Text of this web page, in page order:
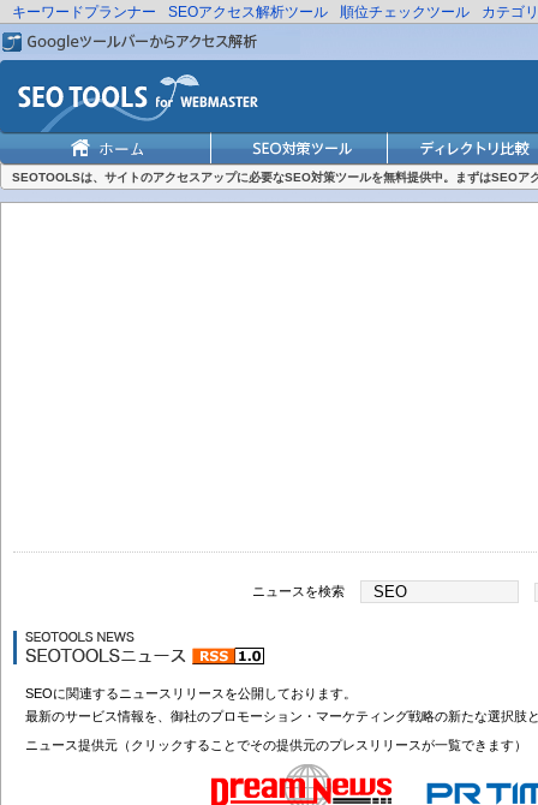
キーワードプランナー SEOアクセス解析ツール 順位チェックツール カテゴ
SEOTOOLSは、サイトのアクセスアップに必要なSEO対策ツールを無料提供中。まずはSEOア
ニュースを検索
SEOに関連するニュースリリースを公開しております。
最新のサービス情報を、御社のプロモーション・マーケティング戦略の新たな選択肢
ニュース提供元（クリックすることでその提供元のプレスリリースが一覧できます）